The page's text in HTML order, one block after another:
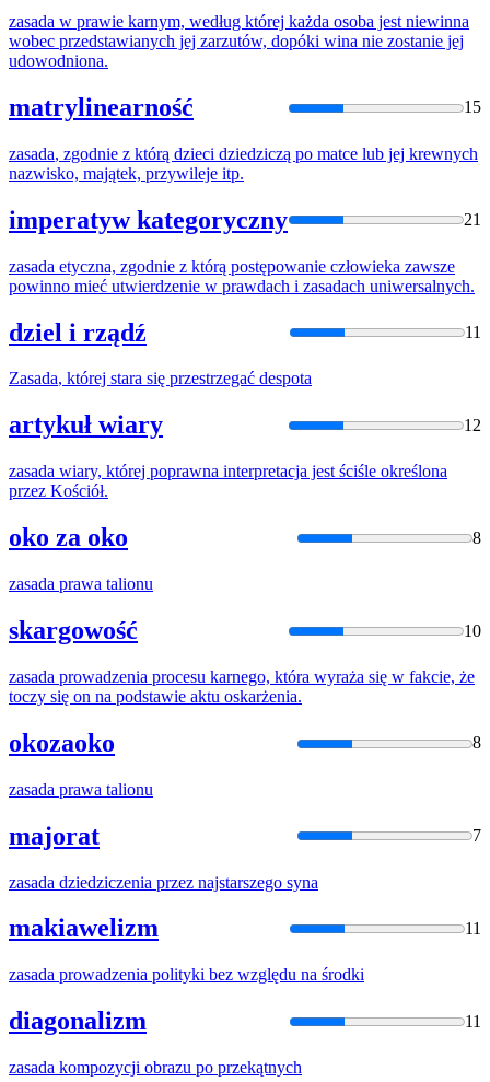
zasada w prawie karnym, według której każda osoba jest niewinna
wobec przedstawianych jej zarzutów, dopóki wina nie zostanie jej
udowodniona.
matrylinearność 15
zasada, zgodnie z którą dzieci dziedziczą po matce lub jej krewnych
nazwisko, majątek, przywileje itp.
imperatyw kategoryczny 21
zasada etyczna, zgodnie z którą postępowanie człowieka zawsze
powinno mieć utwierdzenie w prawdach i zasadach uniwersalnych.
dziel i rządź 11
Zasada, której stara się przestrzegać despota
artykuł wiary 12
zasada wiary, której poprawna interpretacja jest ściśle określona
przez Kościół.
oko za oko 8
zasada prawa talionu
skargowość 10
zasada prowadzenia procesu karnego, która wyraża się w fakcie, że
toczy się on na podstawie aktu oskarżenia.
okozaoko 8
zasada prawa talionu
majorat 7
zasada dziedziczenia przez najstarszego syna
makiawelizm 11
zasada prowadzenia polityki bez względu na środki
diagonalizm 11
zasada kompozycji obrazu po przekątnych